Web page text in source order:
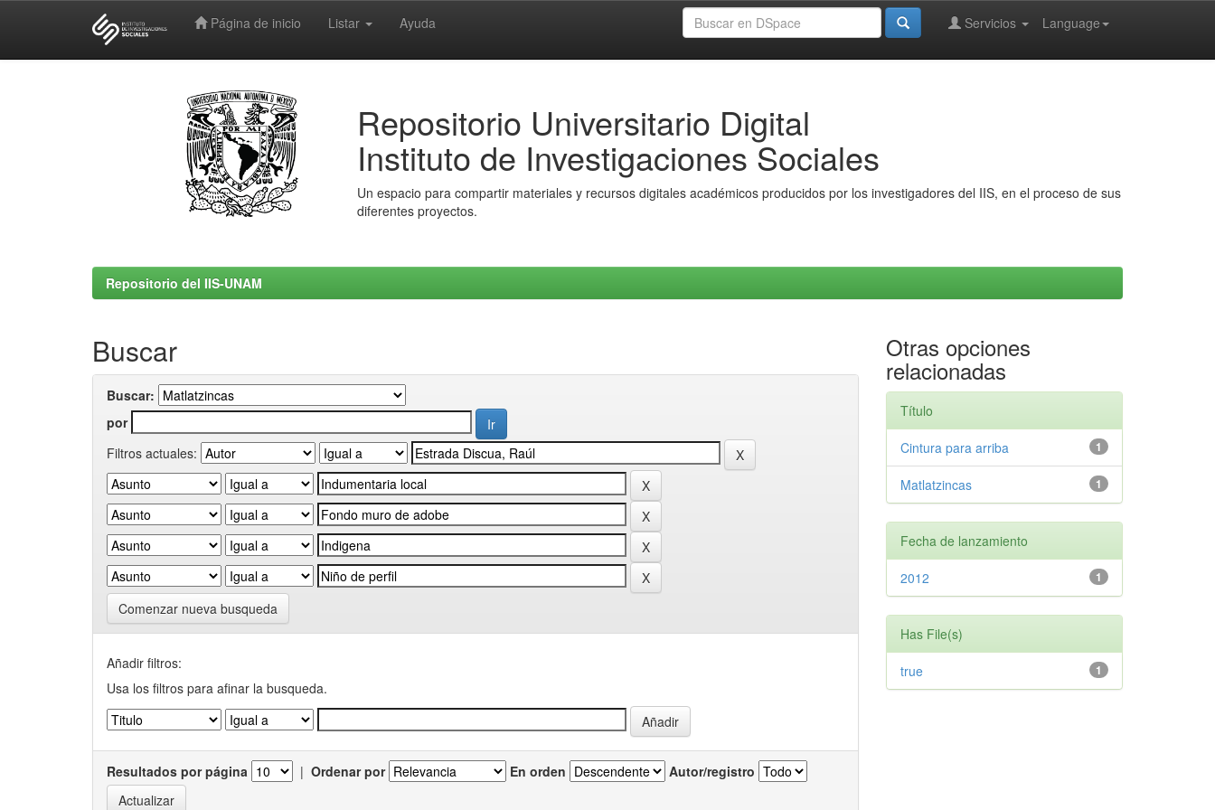
Página de inicio Listar Ayuda Language
Servicios
Repositorio Universitario Digital
Instituto de Investigaciones Sociales
Un espacio para compartir materiales y recursos digitales académicos producidos por los investigadores del IIS, en el proceso de sus
diferentes proyectos.
Repositorio del IIS-UNAM
Buscar
Buscar:
por
Filtros actuales:
Comenzar nueva busqueda
Añadir filtros:
Usa los filtros para afinar la busqueda.
Resultados por página | Ordenar por En orden Autor/registro
Otras opciones
relacionadas
Título
1
Cintura para arriba
1
Matlatzincas
Fecha de lanzamiento
1
2012
Has File(s)
1
true